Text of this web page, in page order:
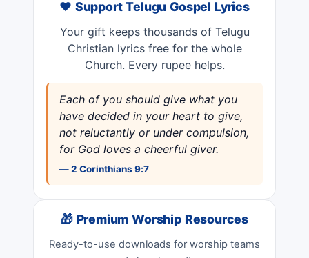
❤️ Support Telugu Gospel Lyrics
Your gift keeps thousands of Telugu
Christian lyrics free for the whole
Church. Every rupee helps.
Each of you should give what you
have decided in your heart to give,
not reluctantly or under compulsion,
for God loves a cheerful giver.
— 2 Corinthians 9:7
🎁 Premium Worship Resources
Ready-to-use downloads for worship teams